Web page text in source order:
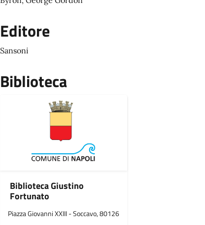
Editore
Sansoni
Biblioteca
Biblioteca Giustino
Fortunato
Piazza Giovanni XXIII - Soccavo, 80126